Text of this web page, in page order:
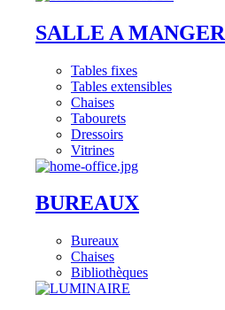
SALLE A MANGER
Tables fixes
Tables extensibles
Chaises
Tabourets
Dressoirs
Vitrines
BUREAUX
Bureaux
Chaises
Bibliothèques